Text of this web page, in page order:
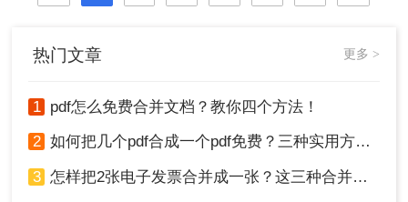
热门文章 更多 >
1 pdf怎么免费合并文档？教你四个方法！
2 如何把几个pdf合成一个pdf免费？三种实用方法分享！
3 怎样把2张电子发票合并成一张？这三种合并方法学习一下!